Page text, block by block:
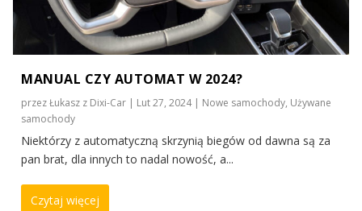
MANUAL CZY AUTOMAT W 2024?
przezŁukasz z Dixi-Car | Lut 27, 2024| Nowe samochody, Używane
samochody
Niektórzy z automatyczną skrzynią biegów od dawna są za
pan brat, dla innych to nadal nowość, a...
Czytaj więcej